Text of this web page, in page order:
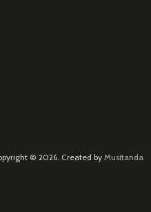
© 2026. Created byMusitanda